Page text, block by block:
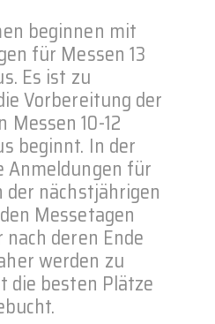
beginnen mit
für Messen 13
Es ist zu
Vorbereitung der
10-12
beginnt. In der
Anmeldungen für
der nächstjährigen
Messetagen
deren Ende
werden zu
die besten Plätze